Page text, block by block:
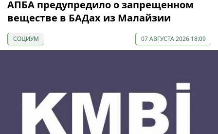
АПБА предупредило о запрещенном
веществе в БАДах из Малайзии
СОЦИУМ 07 АВГУСТА 2026 18:09